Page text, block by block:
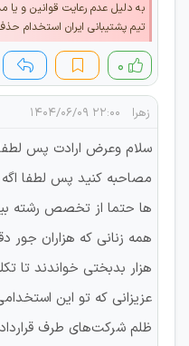
به دلیل عدم رعایت قوانین و
تیم پشتیبانی ایران استخدام
۰
زهرا ۲۲:۰۰ ۱۴۰۴/۰۶/۰۹
سلام وعرض ارادت پس
مصاحبه کنید پس لطفا
ها حتما از تخصص رشته
همه زنانی که هزاران جور
هزار بدبختی خواندند تا
عزیزانی که تو این
ظلم شرکت‌های طرف